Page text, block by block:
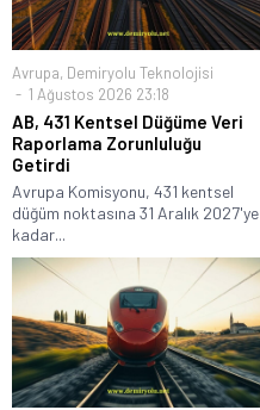
Avrupa, Demiryolu Teknolojisi
1 Ağustos 2026 23:18
AB, 431 Kentsel Düğüme Veri
Raporlama Zorunluluğu
Getirdi
Avrupa Komisyonu, 431 kentsel
düğüm noktasına 31 Aralık 2027'ye
kadar...